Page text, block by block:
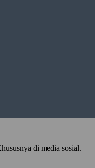
di media sosial.